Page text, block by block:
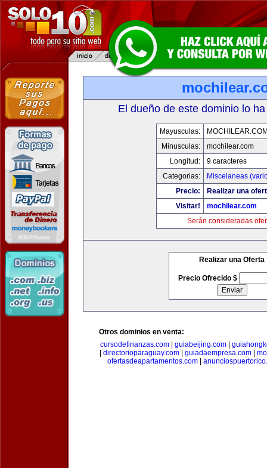
El dueño de este dominio lo
Mayusculas:
Minusculas:
mochilear.com
Longitud:
9 caracteres
Categorias:
Miscelaneas
Precio:
Realizar una
Visitar!
mochilear.com
Serán consideradas
Realizar una Oferta
Precio Ofrecido $
Otros dominios en venta:
cursodefinanzas.com| guiabeijing.com|
directorioparaguay.com| guiadaempresa.com|
ofertasdeapartamentos.com